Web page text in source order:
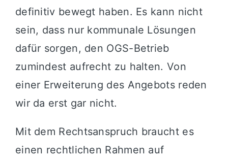
definitiv bewegt haben. Es kann nicht
sein, dass nur kommunale Lösungen
dafür sorgen, den OGS-Betrieb
zumindest aufrecht zu halten. Von
einer Erweiterung des Angebots reden
wir da erst gar nicht.
Mit dem Rechtsanspruch braucht es
einen rechtlichen Rahmen auf